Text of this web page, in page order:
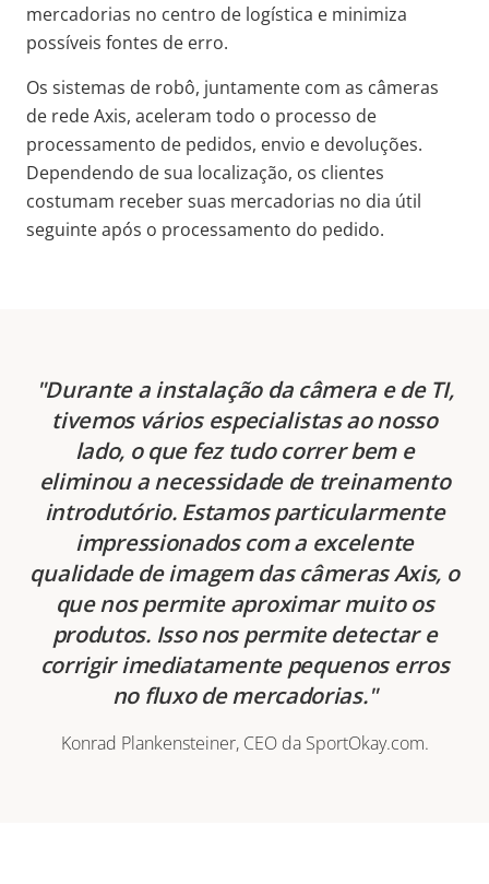
mercadorias no centro de logística e minimiza
possíveis fontes de erro.
Os sistemas de robô, juntamente com as câmeras
de rede Axis, aceleram todo o processo de
processamento de pedidos, envio e devoluções.
Dependendo de sua localização, os clientes
costumam receber suas mercadorias no dia útil
seguinte após o processamento do pedido.
Durante a instalação da câmera e de TI,
tivemos vários especialistas ao nosso
lado, o que fez tudo correr bem e
eliminou a necessidade de treinamento
introdutório. Estamos particularmente
impressionados com a excelente
qualidade de imagem das câmeras Axis, o
que nos permite aproximar muito os
produtos. Isso nos permite detectar e
corrigir imediatamente pequenos erros
no fluxo de mercadorias.
Konrad Plankensteiner, CEO da SportOkay.com.